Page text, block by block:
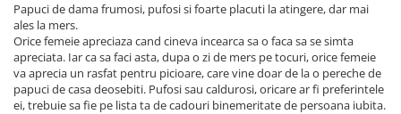
Papuci de dama frumosi, pufosi si foarte placuti la atingere, dar mai
ales la mers.
Orice femeie apreciaza cand cineva incearca sa o faca sa se simta
apreciata. Iar ca sa faci asta, dupa o zi de mers pe tocuri, orice femeie
va aprecia un rasfat pentru picioare, care vine doar de la o pereche de
papuci de casa deosebiti. Pufosi sau caldurosi, oricare ar fi preferintele
ei, trebuie sa fie pe lista ta de cadouri binemeritate de persoana iubita.